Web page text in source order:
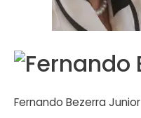
Fernando Bezerra Junior